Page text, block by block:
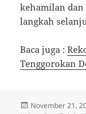
kehamilan
langkah
Baca juga :
Tenggorokan
Diposkan
November 21,